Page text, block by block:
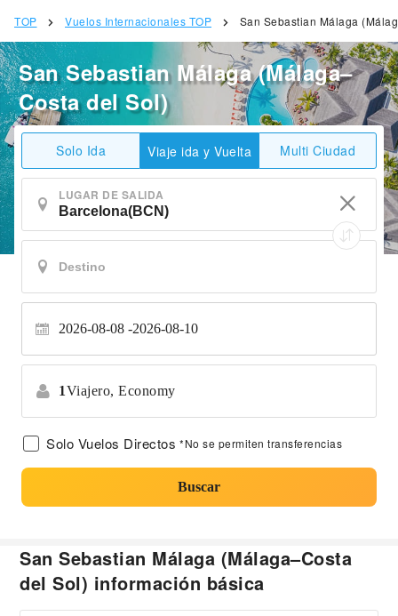
TOP Vuelos Internacionales TOP San Sebastian Málaga
San Sebastian Málaga (Málaga–
Costa del Sol)
Solo Ida Viaje ida y Vuelta Multi Ciudad
LUGAR DE SALIDA
2026-08-08 2026-08-10
1Viajero, Economy
Solo Vuelos Directos *No se permiten transferencias
Buscar
San Sebastian Málaga (Málaga–Costa
del Sol) información básica